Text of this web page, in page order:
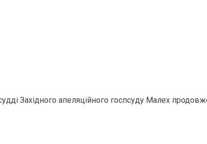
Західного апеляційного госпсуду Малех